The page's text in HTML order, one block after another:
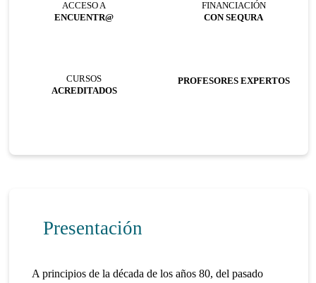
ACCESO A
ENCUENTR@
FINANCIACIÓN
CON SEQURA
CURSOS
ACREDITADOS
PROFESORES EXPERTOS
Presentación
A principios de la década de los años 80, del pasado